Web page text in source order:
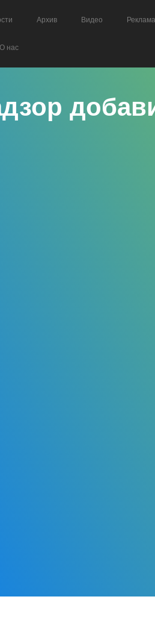
Архив Видео Реклама
О нас